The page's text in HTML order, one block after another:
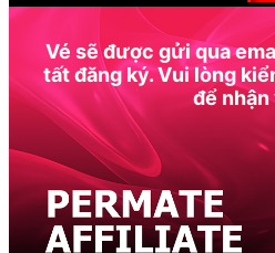
Vé sẽ được gửi qua
tất đăng ký. Vui lòng
để nhận